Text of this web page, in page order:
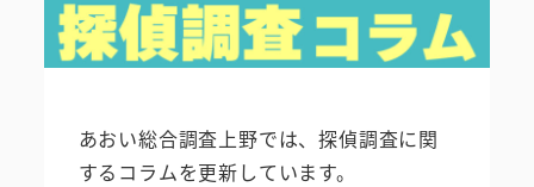
あおい総合調査上野では、探偵調査に関
するコラムを更新しています。